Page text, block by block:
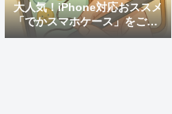
大人気！iPhone対応おススメ
「でかスマホケース」をご紹
介